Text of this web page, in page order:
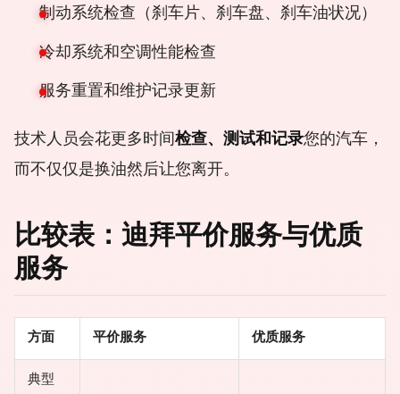
制动系统检查（刹车片、刹车盘、刹车油状况）
冷却系统和空调性能检查
服务重置和维护记录更新
技术人员会花更多时间检查、测试和记录您的汽车，
而不仅仅是换油然后让您离开。
比较表：迪拜平价服务与优质
服务
方面 平价服务 优质服务
典型